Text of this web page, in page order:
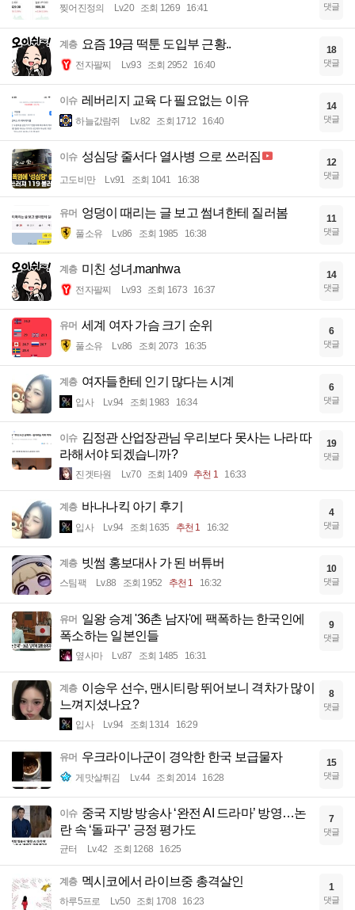
찢어진정의 Lv.20 조회 1269 16:41 댓글
계층 요즘 19금 떡툰 도입부 근황..
전자팔찌 Lv.93 조회 2952 16:40
18
댓글
이슈 레버리지 교육 다 필요없는 이유
하늘값람쥐 Lv.82 조회 1712 16:40
14
댓글
이슈 성심당 줄서다 열사병 으로 쓰러짐
고도비만 Lv.91 조회 1041 16:38
12
댓글
유머 엉덩이 때리는 글 보고 썸녀한테 질러봄
풀소유 Lv.86 조회 1985 16:38
11
댓글
계층 미친 성녀.manhwa
전자팔찌 Lv.93 조회 1673 16:37
14
댓글
유머 세계 여자 가슴 크기 순위
풀소유 Lv.86 조회 2073 16:35
6
댓글
계층 여자들한테 인기 많다는 시계
입사 Lv.94 조회 1983 16:34
6
댓글
이슈 김정관 산업장관님 우리보다 못사는 나라 따
라해서야 되겠습니까?
진겟타원 Lv.70 조회 1409 추천 1 16:33
19
댓글
계층 바나나킥 아기 후기
입사 Lv.94 조회 1635 추천 1 16:32
4
댓글
계층 빗썸 홍보대사 가 된 버튜버
스팀팩 Lv.88 조회 1952 추천 1 16:32
10
댓글
유머 일왕 승계 '36촌 남자'에 팩폭하는 한국인에
폭소하는 일본인들
옆사마 Lv.87 조회 1485 16:31
9
댓글
계층 이승우 선수, 맨시티랑 뛰어보니 격차가 많이
느껴지셨나요?
입사 Lv.94 조회 1314 16:29
8
댓글
유머 우크라이나군이 경악한 한국 보급물자
게맛살튀김 Lv.44 조회 2014 16:28
15
댓글
이슈 중국 지방 방송사 ‘완전 AI 드라마’ 방영…논
란 속 ‘돌파구’ 긍정 평가도
균터 Lv.42 조회 1268 16:25
7
댓글
계층 멕시코에서 라이브중 총격살인
하루5프로 Lv.50 조회 1708 16:23
1
댓글